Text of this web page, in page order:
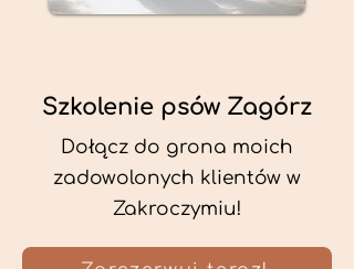
Szkolenie psów Zagórz
Dołącz do grona moich
zadowolonych klientów w
Zakroczymiu!